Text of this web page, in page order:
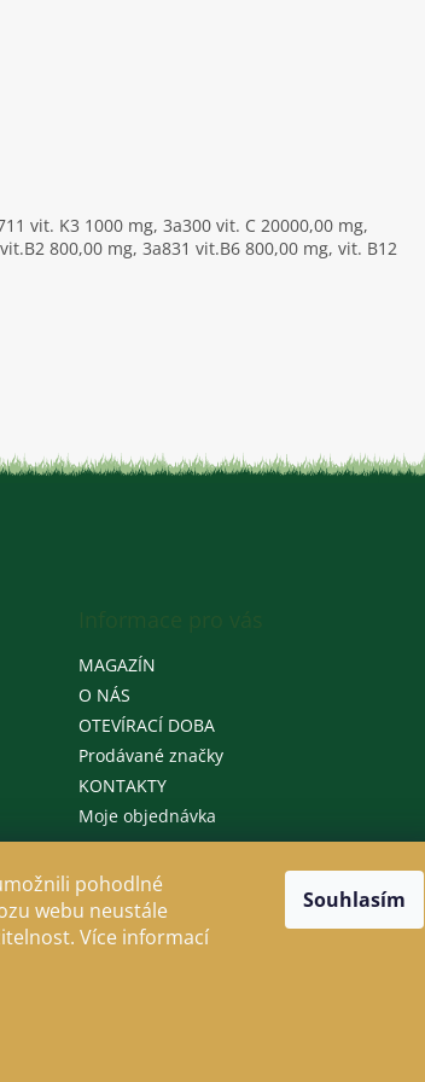
pohodlné
webu neustále
Více informací
Souhlasím
vit. K3 1000 mg, 3a300 vit. C 20000,00 mg,
800,00 mg, 3a831 vit.B6 800,00 mg, vit. B12
MAGAZÍN
O NÁS
OTEVÍRACÍ DOBA
Prodávané značky
KONTAKTY
Moje objednávka